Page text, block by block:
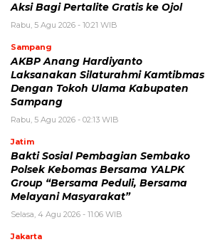
Aksi Bagi Pertalite Gratis ke Ojol
Rabu, 5 Agu 2026 - 10:21 WIB
Sampang
AKBP Anang Hardiyanto
Laksanakan Silaturahmi Kamtibmas
Dengan Tokoh Ulama Kabupaten
Sampang
Rabu, 5 Agu 2026 - 02:13 WIB
Jatim
Bakti Sosial Pembagian Sembako
Polsek Kebomas Bersama YALPK
Group “Bersama Peduli, Bersama
Melayani Masyarakat”
Selasa, 4 Agu 2026 - 11:06 WIB
Jakarta